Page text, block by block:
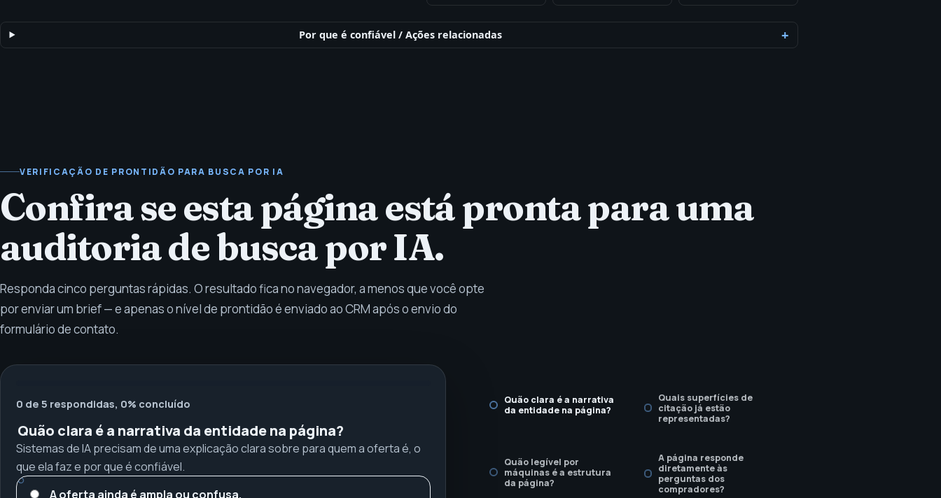
Por que é confiável /Ações relacionadas
VERIFICAÇÃO DE PRONTIDÃO PARA BUSCA POR IA
Confira se esta página está pronta para uma
auditoria de busca por IA.
Responda cinco perguntas rápidas. O resultado fica no navegador, a menos que você opte
por enviar um brief — e apenas o nível de prontidão é enviado ao CRM após o envio do
formulário de contato.
0 de 5 respondidas, 0% concluído
Quão clara é a narrativa da entidade na página?
Sistemas de IA precisam de uma explicação clara sobre para quem a oferta é, o
que ela faz e por que é confiável.
A oferta ainda é ampla ou confusa.
Quão clara é a narrativa
da entidade na página?
Quais superfícies de
citação já estão
representadas?
Quão legível por
máquinas é a estrutura
da página?
A página responde
diretamente às
perguntas dos
compradores?